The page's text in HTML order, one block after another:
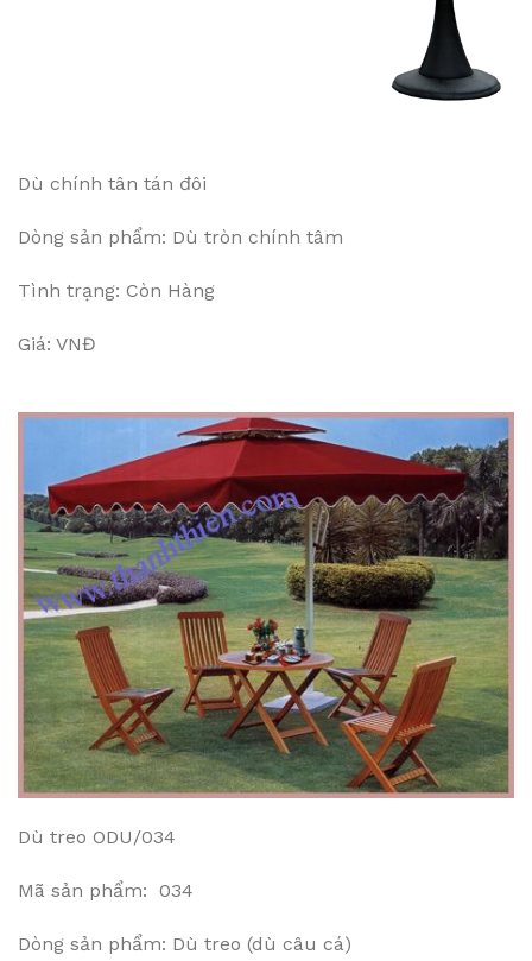
Dù chính tân tán đôi
Dòng sản phẩm: Dù tròn chính tâm
Tình trạng: Còn Hàng
Giá: VNĐ
Dù treo ODU/034
Mã sản phẩm: 034
Dòng sản phẩm: Dù treo (dù câu cá)